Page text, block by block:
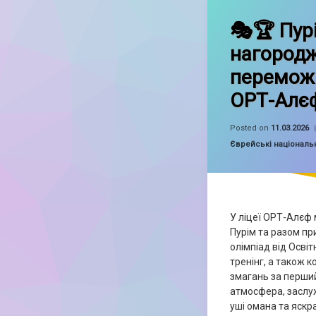
🎭🏆
ОРТ-
Posted on 11.03.2026
Categories:
Єврейські
У ліцеї ОРТ-Алєф
Пурім та разом
олімпіад від
тренінг, а також
змагань за
атмосфера,
уші омана та